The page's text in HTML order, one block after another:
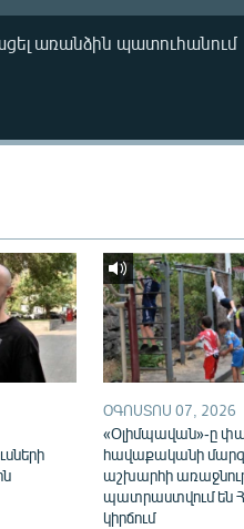
առանձին պատուհանում
ՕԳՈՍՏՈՍ 07, 2026
«Օլիմպավան»-ը
հավաքականի
աշխարհի
պատրաստվում են
կիրճում